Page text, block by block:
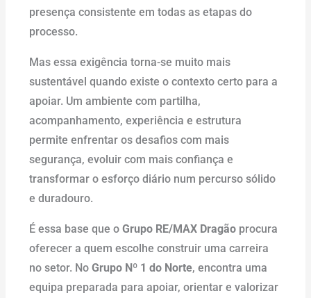
presença consistente em todas as etapas do
processo.
Mas essa exigência torna-se muito mais
sustentável quando existe o contexto certo para a
apoiar. Um ambiente com partilha,
acompanhamento, experiência e estrutura
permite enfrentar os desafios com mais
segurança, evoluir com mais confiança e
transformar o esforço diário num percurso sólido
e duradouro.
É essa base que oGrupo RE/MAX Dragão procura
oferecer a quem escolhe construir uma carreira
no setor. NoGrupo Nº 1 do Norte, encontra uma
equipa preparada para apoiar, orientar e valorizar